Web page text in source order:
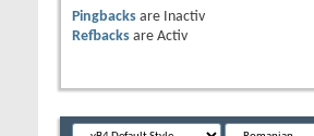
Pingbacks are
Inactiv
Refbacks are Activ